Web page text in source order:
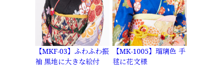
【MKF-03】ふわふわ振
袖 黒地に大きな絵付
【MK-1005】瑠璃色 手
毬に花文様